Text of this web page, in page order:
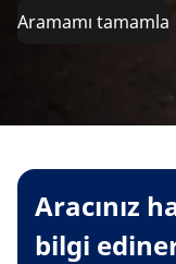
Aramamı tamamla
Aracınız
bilgi